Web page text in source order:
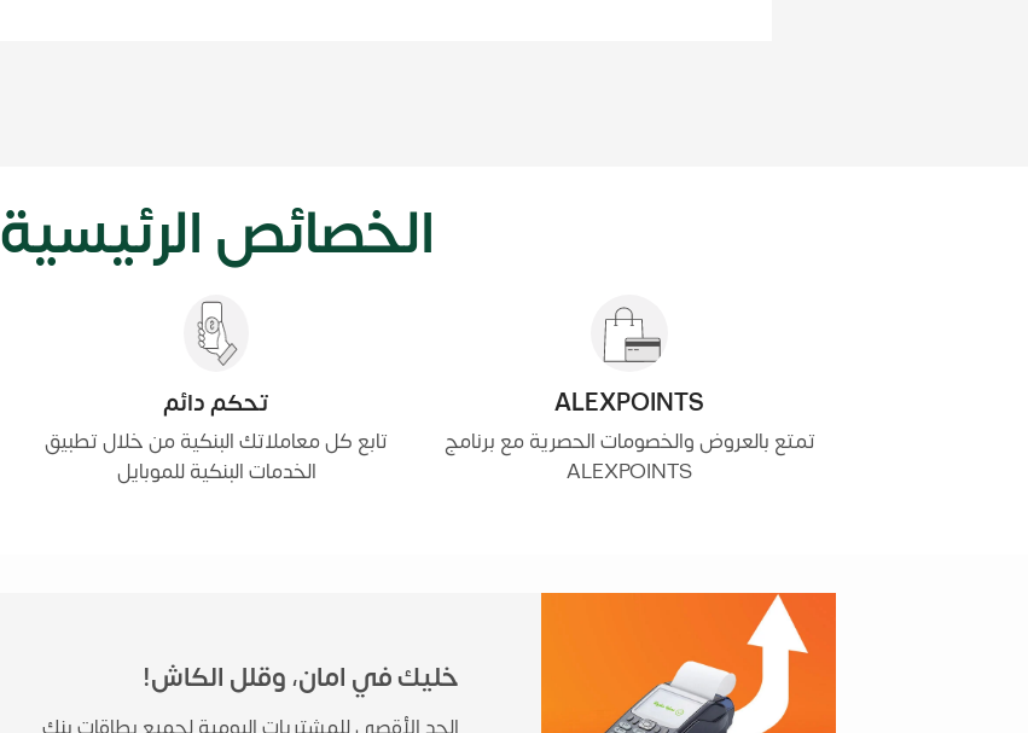
الخصائص الرئيسية
ALEXPOINTS
تمتع بالعروض والخصومات الحصرية مع برنامج
ALEXPOINTS
تحكم دائم
تابع كل معاملاتك البنكية من خلال تطبيق
الخدمات البنكية للموبايل
خليك في امان، وقلل الكاش!